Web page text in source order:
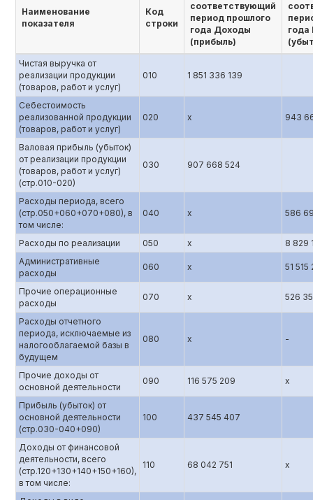
Наименование
показателя
Код
строки
соответствующий
период прошлого
года Доходы
(прибыль)
года
Чистая выручка от
реализации продукции
(товаров, работ и услуг)
010 1 851 336 139
Себестоимость
реализованной продукции
(товаров, работ и услуг)
020 х 943
Валовая прибыль (убыток)
от реализации продукции
(товаров, работ и услуг)
(стр.010-020)
030 907 668 524
Расходы периода, всего
(стр.050+060+070+080), в
том числе:
040 х 586
Расходы по реализации 050 х
8 829
Административные
расходы
060 х 51 515
Прочие операционные
расходы
070 х 526
Расходы отчетного
периода, исключаемые из
налогооблагаемой базы в
будущем
080 х -
Прочие доходы от
основной деятельности
090 116 575 209 х
Прибыль (убыток) от
основной деятельности
(стр.0З0-040+090)
100 437 545 407
Доходы от финансовой
деятельности, всего
(стр.120+130+140+150+160),
в том числе:
110 68 042 751 х